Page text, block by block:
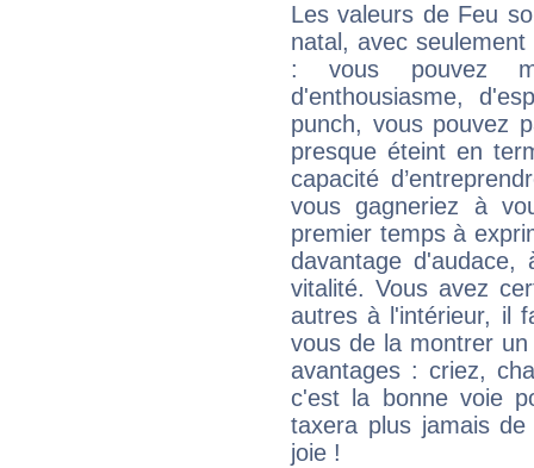
Les valeurs de Feu
natal, avec
: vous pouvez
d'enthousiasme,
punch, vous pouvez
presque éteint en
capacité
vous gagneriez à
premier temps à
davantage
vitalité. Vous avez
autres à l'intérieur, il
vous de la montrer
avantages : criez,
c'est la bonne voie
taxera plus jamais
joie !